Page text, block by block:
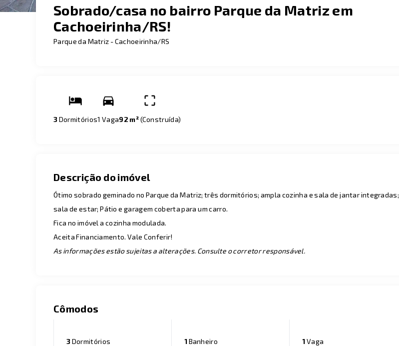
Sobrado/casa no bairro Parque da Matriz em
Cachoeirinha/RS!
Parque da Matriz - Cachoeirinha/RS
3Dormitórios1 Vaga92 m²(Construída)
Descrição do imóvel
Ótimo sobrado geminado no Parque da Matriz; três dormitórios; ampla cozinha e sala de jantar integradas;
sala de estar; Pátio e garagem coberta para um carro.
Fica no imóvel a cozinha modulada.
Aceita Financiamento. Vale Conferir!
As informações estão sujeitas a alterações. Consulte o corretor responsável.
Cômodos
3Dormitórios 1Banheiro 1Vaga